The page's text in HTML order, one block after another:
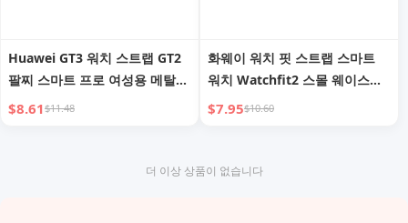
Huawei GT3 워치 스트랩 GT2
팔찌 스마트 프로 여성용 메탈
GT 교체 벨트 여성용 Watch2
$8.61$11.48
화웨이 워치 핏 스트랩 스마트
워치 Watchfit2 스몰 웨이스트
가죽 시계 스트랩 핏 엘레강트
셜 교체 벨트
$7.95$10.60
더 이상 상품이 없습니다